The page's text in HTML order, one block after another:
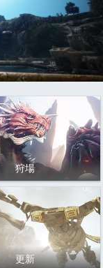
狩場
更新